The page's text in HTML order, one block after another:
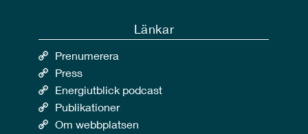
Länkar
Prenumerera
Press
Energiutblick podcast
Publikationer
Om webbplatsen